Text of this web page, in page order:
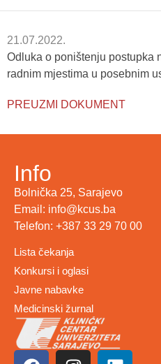
21.07.2022.
Odluka o poništenju postupka
radnim mjestima u posebnim
PREUZMI DOKUMENT
Info
Bolnička 25, Sarajevo
Email: info@kcus.ba
Telefon: +387 33 29 70 00
Lista čekanja
Konkursi i oglasi
Javne nabavke
Medicinski žurnal